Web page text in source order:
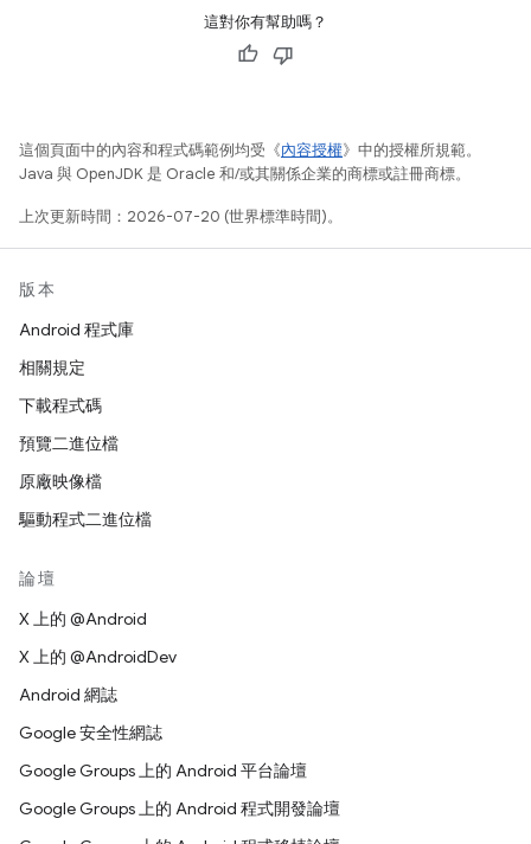
這對你有幫助嗎？
這個頁面中的內容和程式碼範例均受《內容授權》中的授權所規範。
Java 與 OpenJDK 是 Oracle 和/或其關係企業的商標或註冊商標。
上次更新時間：2026-07-20 (世界標準時間)。
版本
Android 程式庫
相關規定
下載程式碼
預覽二進位檔
原廠映像檔
驅動程式二進位檔
論壇
X 上的 @Android
X 上的 @AndroidDev
Android 網誌
Google 安全性網誌
Google Groups 上的 Android 平台論壇
Google Groups 上的 Android 程式開發論壇